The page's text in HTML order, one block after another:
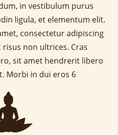
in vestibulum purus
ligula, et elementum elit.
consectetur adipiscing
non ultrices. Cras
sit amet hendrerit libero
Morbi in dui eros 6